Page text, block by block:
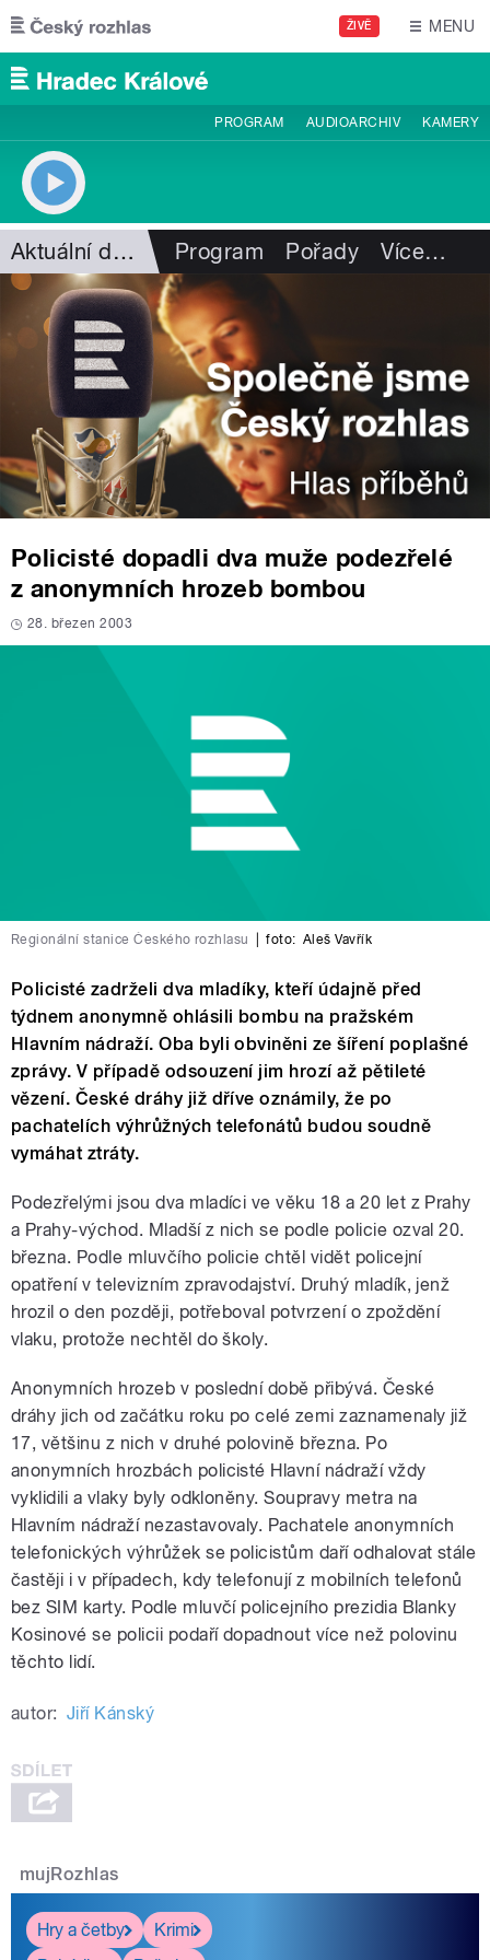
Přejít k hlavnímu obsahu
ŽIVĚ MENU
PROGRAM AUDIOARCHIV KAMERY
Aktuální dění Program Pořady Více…
Policisté dopadli dva muže podezřelé
z anonymních hrozeb bombou
28. březen 2003
Regionální stanice Českého rozhlasu foto: Aleš Vavřík
Policisté zadrželi dva mladíky, kteří údajně před
týdnem anonymně ohlásili bombu na pražském
Hlavním nádraží. Oba byli obviněni ze šíření poplašné
zprávy. V případě odsouzení jim hrozí až pětileté
vězení. České dráhy již dříve oznámily, že po
pachatelích výhrůžných telefonátů budou soudně
vymáhat ztráty.
Podezřelými jsou dva mladíci ve věku 18 a 20 let z Prahy
a Prahy-východ. Mladší z nich se podle policie ozval 20.
března. Podle mluvčího policie chtěl vidět policejní
opatření v televizním zpravodajství. Druhý mladík, jenž
hrozil o den později, potřeboval potvrzení o zpoždění
vlaku, protože nechtěl do školy.
Anonymních hrozeb v poslední době přibývá. České
dráhy jich od začátku roku po celé zemi zaznamenaly již
17, většinu z nich v druhé polovině března. Po
anonymních hrozbách policisté Hlavní nádraží vždy
vyklidili a vlaky byly odkloněny. Soupravy metra na
Hlavním nádraží nezastavovaly. Pachatele anonymních
telefonických výhrůžek se policistům daří odhalovat stále
častěji i v případech, kdy telefonují z mobilních telefonů
bez SIM karty. Podle mluvčí policejního prezidia Blanky
Kosinové se policii podaří dopadnout více než polovinu
těchto lidí.
autor: Jiří Kánský
mujRozhlas
Hry a četby
Krimi